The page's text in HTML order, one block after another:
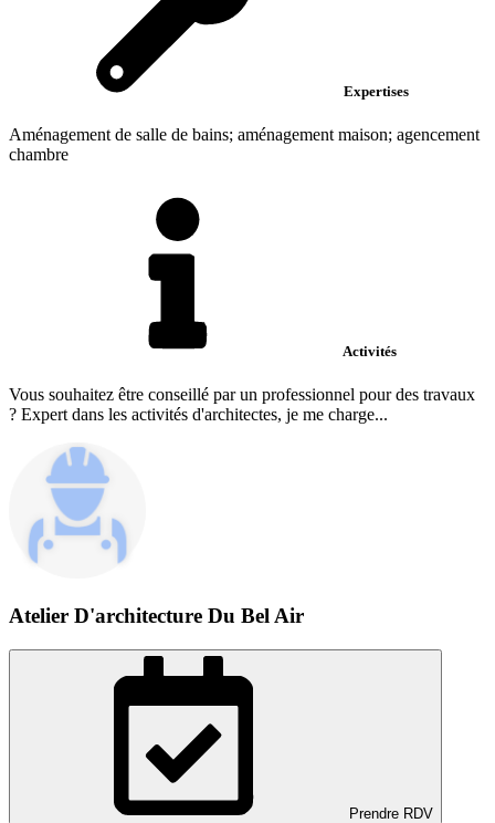
Expertises
Aménagement de salle de bains; aménagement maison; agencement
chambre
Activités
Vous souhaitez être conseillé par un professionnel pour des travaux
? Expert dans les activités d'architectes, je me charge...
Atelier D'architecture Du Bel Air
Prendre RDV